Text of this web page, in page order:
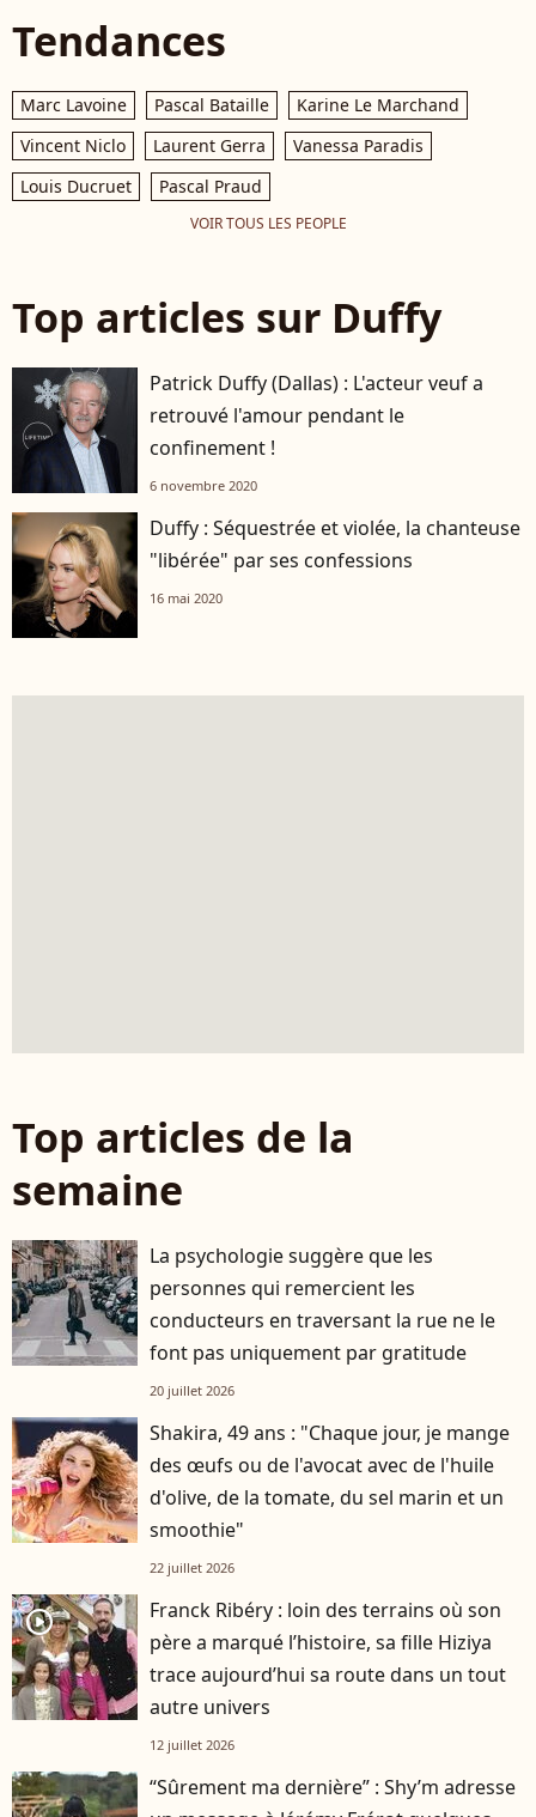
Tendances
Marc Lavoine Pascal Bataille
Karine Le Marchand
Vincent Niclo
Laurent Gerra
Vanessa Paradis
Louis Ducruet
Pascal Praud
VOIR TOUS LES PEOPLE
Top articles sur Duffy
Patrick Duffy (Dallas) : L'acteur veuf a
retrouvé l'amour pendant le
confinement !
6 novembre 2020
Duffy : Séquestrée et violée, la chanteuse
"libérée" par ses confessions
16 mai 2020
Top articles de la
semaine
La psychologie suggère que les
personnes qui remercient les
conducteurs en traversant la rue ne le
font pas uniquement par gratitude
20 juillet 2026
Shakira, 49 ans : "Chaque jour, je mange
des œufs ou de l'avocat avec de l'huile
d'olive, de la tomate, du sel marin et un
smoothie"
22 juillet 2026
player2
Franck Ribéry : loin des terrains où son
père a marqué l’histoire, sa fille Hiziya
trace aujourd’hui sa route dans un tout
autre univers
12 juillet 2026
“Sûrement ma dernière” : Shy’m adresse